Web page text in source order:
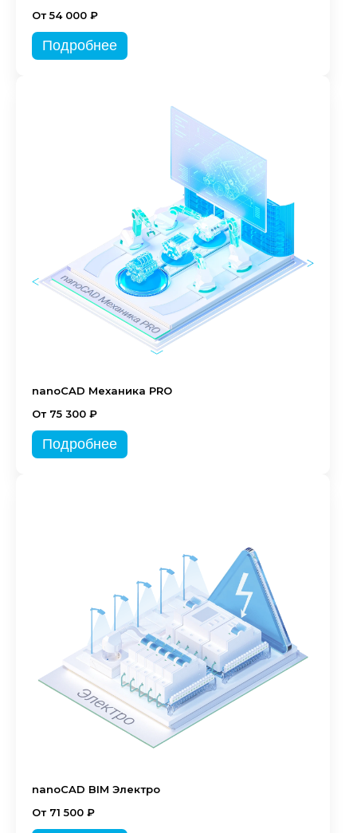
От 54 000 ₽
Подробнее
nanoCAD Механика PRO
От 75 300 ₽
Подробнее
nanoCAD BIM Электро
От 71 500 ₽